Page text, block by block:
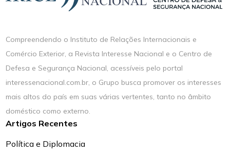
Compreendendo o Instituto de Relações Internacionais e
Comércio Exterior, a Revista Interesse Nacional e o Centro de
Defesa e Segurança Nacional, acessíveis pelo portal
interessenacional.com.br, o Grupo busca promover os interesses
mais altos do país em suas várias vertentes, tanto no âmbito
doméstico como externo.
Artigos Recentes
Política e Diplomacia